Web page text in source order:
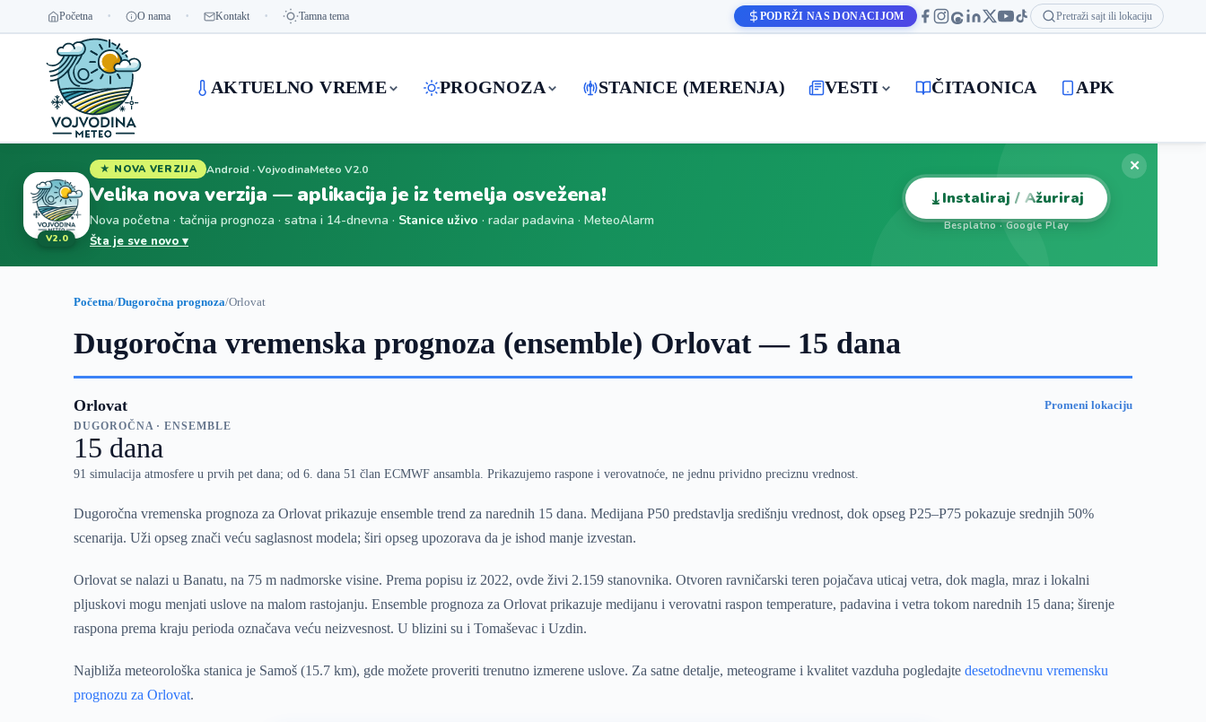
Početna O nama Kontakt Tamna tema PODRŽI NAS DONACIJOM Pretraži sajt ili lokaciju
AKTUELNO VREME PROGNOZA STANICE (MERENJA) VESTI ČITAONICA APK
V2.0
★ NOVA VERZIJA Android · VojvodinaMeteo V2.0
Velika nova verzija — aplikacija je iz temelja osvežena!
Nova početna · tačnija prognoza · satna i 14-dnevna · Stanice uživo · radar padavina · MeteoAlarm
Šta je sve novo ▾
⤓Instaliraj / Ažuriraj
Besplatno · Google Play
✕
Početna/Dugoročna prognoza/Orlovat
Dugoročna vremenska prognoza (ensemble) Orlovat — 15 dana
Orlovat Promeni lokaciju
DUGOROČNA · ENSEMBLE
15 dana
91 simulacija atmosfere u prvih pet dana; od 6. dana 51 član ECMWF ansambla. Prikazujemo raspone i verovatnoće, ne jednu prividno preciznu vrednost.
Dugoročna vremenska prognoza za Orlovat prikazuje ensemble trend za narednih 15 dana. Medijana P50 predstavlja središnju vrednost, dok opseg P25–P75 pokazuje srednjih 50%
scenarija. Uži opseg znači veću saglasnost modela; širi opseg upozorava da je ishod manje izvestan.
Orlovat se nalazi u Banatu, na 75 m nadmorske visine. Prema popisu iz 2022, ovde živi 2.159 stanovnika. Otvoren ravničarski teren pojačava uticaj vetra, dok magla, mraz i lokalni
pljuskovi mogu menjati uslove na malom rastojanju. Ensemble prognoza za Orlovat prikazuje medijanu i verovatni raspon temperature, padavina i vetra tokom narednih 15 dana; širenje
raspona prema kraju perioda označava veću neizvesnost. U blizini su i Tomaševac i Uzdin.
Najbliža meteorološka stanica je Samoš (15.7 km), gde možete proveriti trenutno izmerene uslove. Za satne detalje, meteograme i kvalitet vazduha pogledajtedesetodnevnu vremensku
prognozu za Orlovat.